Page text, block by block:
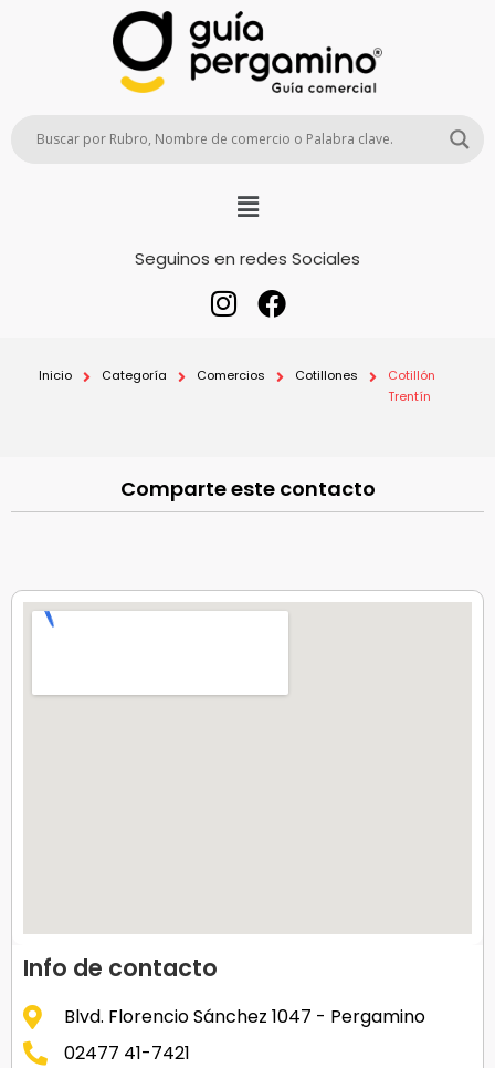
Seguinos en redes Sociales
Inicio Categoría Comercios Cotillones
Cotillón
Trentín
Comparte este contacto
Info de contacto
Blvd. Florencio Sánchez 1047 - Pergamino
02477 41-7421